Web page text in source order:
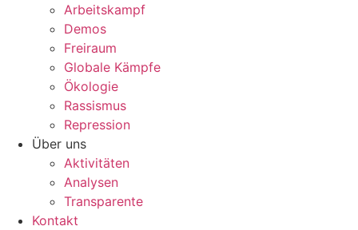
Arbeitskampf
Demos
Freiraum
Globale Kämpfe
Ökologie
Rassismus
Repression
Über uns
Aktivitäten
Analysen
Transparente
Kontakt